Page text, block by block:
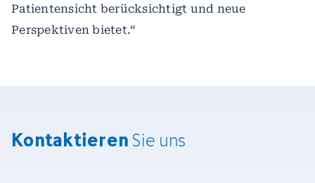
Patientensicht berücksichtigt und neue
Perspektiven bietet.“
KontaktierenSie uns